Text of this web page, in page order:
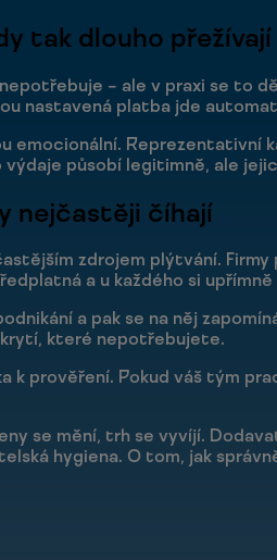
tak dlouho přežívají
– ale v praxi se to
nastavená platba jde
emocionální.
působí legitimně, ale
nejčastěji číhají
zdrojem plýtvání.
a u každého si
a pak se na něj
které nepotřebujete.
k prověření. Pokud váš tým
se mění, trh se vyvíjí.
hygiena. O tom, jak